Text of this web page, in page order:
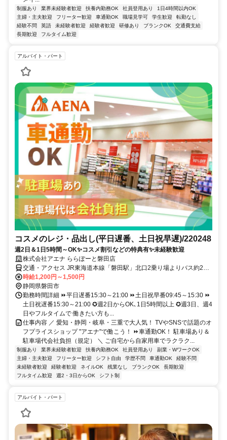
制服あり 業界未経験者歓迎 扶養内勤務OK 社員登用あり
1日4時間以内OK
主婦・主夫歓迎
フリーター歓迎 車通勤OK 職場見学可 学生歓迎
転勤なし
経験不問
英語 未経験者歓迎 経験者歓迎 研修あり ブランクOK
交通費支給
長期歓迎
フルタイム歓迎
アルバイト・パート
コスメのレジ・品出し(平日遅番、土日祝早遅)/220248
週2日＆1日5時間～OK✨コスメ割引などの特典有✨未経験歓迎
株式会社アエナ ららぽーと磐田店
交通・アクセス JR東海道本線「磐田駅」北口2乗り場よりバス約20
分★車通勤OK（社内規定有）→駐車場のご用意と駐車場代はアエナ
が負担します！
時給1,200円～1,500円
静岡県磐田市
勤務時間詳細 ⏩平日遅番15:30～21:00 ⏩土日祝早番09:45～15:30 ⏩
土日祝遅番15:30～21:00 ✪週2日からOK､1日5時間以上 ✪週3日、週4
日やフルタイムで 働きたい方も...
仕事内容 ／ 愛知・静岡・岐阜・三重で大人気！ TVやSNSで話題のオ
フプライスショップ "アエナ"で働こう！ ⏩車通勤OK！ 駐車場あり＆
駐車場代会社負担（規定） ＼ ご自宅から自家用車でラクラク...
制服あり 業界未経験者歓迎 扶養内勤務OK 社員登用あり
副業・WワークOK
主婦・主夫歓迎
フリーター歓迎 シフト自由 学歴不問 車通勤OK
経験不問
未経験者歓迎
経験者歓迎 ネイルOK 残業なし ブランクOK
長期歓迎
フルタイム歓迎
週2・3日からOK シフト制
アルバイト・パート